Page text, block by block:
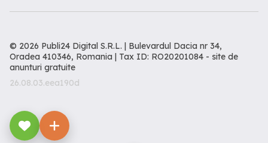
© 2026 Publi24 Digital S.R.L. | Bulevardul Dacia nr 34,
Oradea 410346, Romania | Tax ID: RO20201084 - site de
anunturi gratuite
26.08.03.eea190d